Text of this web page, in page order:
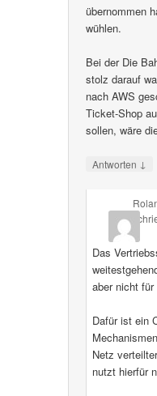
übernommen
wühlen.
Bei der Die
stolz darauf
nach AWS
Ticket-Shop
sollen, wäre
Antworten ↓
Das
aber nicht für
Dafür ist ein
Netz
nutzt hierfür